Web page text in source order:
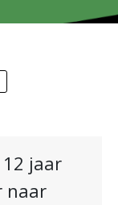
12 jaar
naar